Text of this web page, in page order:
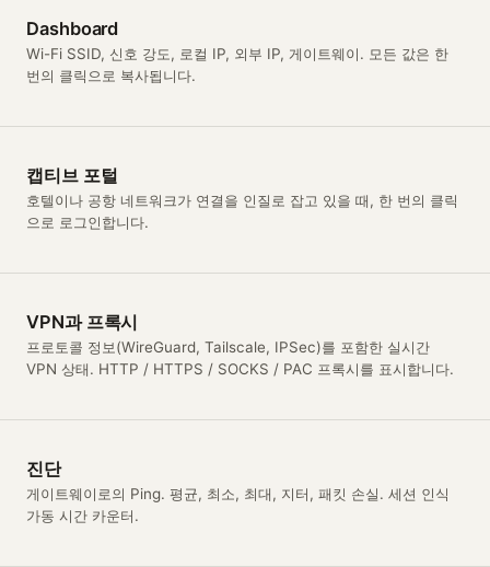
Dashboard
Wi-Fi SSID, 신호 강도, 로컬 IP, 외부 IP, 게이트웨이. 모든 값은 한
번의 클릭으로 복사됩니다.
캡티브 포털
호텔이나 공항 네트워크가 연결을 인질로 잡고 있을 때, 한 번의 클릭
으로 로그인합니다.
VPN과 프록시
프로토콜 정보(WireGuard, Tailscale, IPSec)를 포함한 실시간
VPN 상태. HTTP / HTTPS / SOCKS / PAC 프록시를 표시합니다.
진단
게이트웨이로의 Ping. 평균, 최소, 최대, 지터, 패킷 손실. 세션 인식
가동 시간 카운터.